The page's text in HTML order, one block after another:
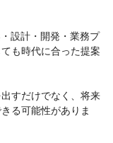
設計・開発・業務プ
も時代に合った提案
すだけでなく、将来
る可能性がありま